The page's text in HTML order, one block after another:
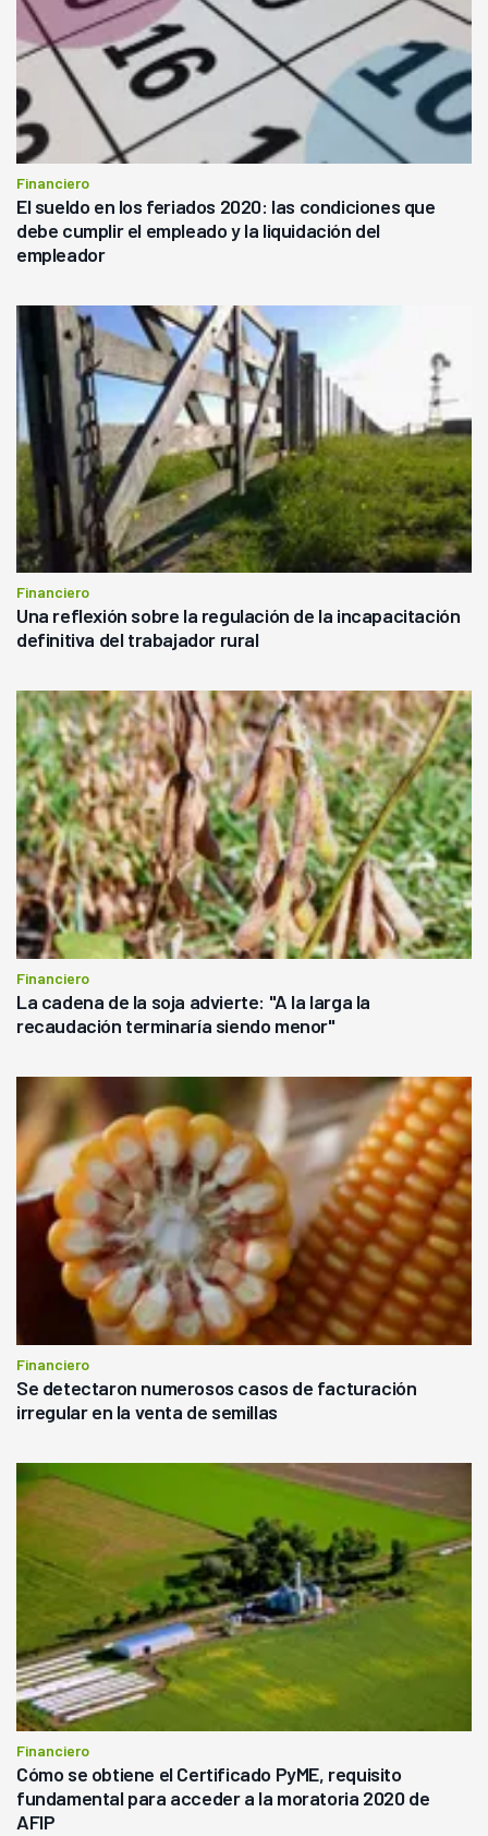
Financiero
El sueldo en los feriados 2020: las condiciones que
debe cumplir el empleado y la liquidación del
empleador
Financiero
Una reflexión sobre la regulación de la incapacitación
definitiva del trabajador rural
Financiero
La cadena de la soja advierte: "A la larga la
recaudación terminaría siendo menor"
Financiero
Se detectaron numerosos casos de facturación
irregular en la venta de semillas
Financiero
Cómo se obtiene el Certificado PyME, requisito
fundamental para acceder a la moratoria 2020 de
AFIP